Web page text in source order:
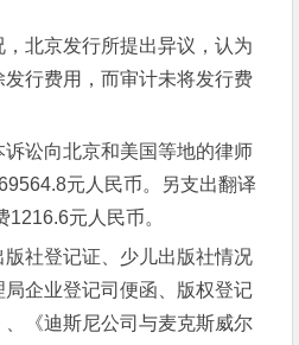
北京发行所提出异议，认为
行费用，而审计未将发行费
讼向北京和美国等地的律师
元人民币。另支出翻译
元人民币。
社登记证、少儿出版社情况
企业登记司便函、版权登记
《迪斯尼公司与麦克斯威尔